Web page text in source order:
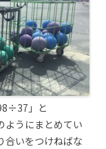
」と
ようにまとめてい
合いをつけねばな